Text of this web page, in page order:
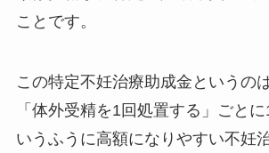
ことです。
この特定不妊治療助成金というの
「体外受精を1回処置する」ごと
いうふうに高額になりやすい不妊